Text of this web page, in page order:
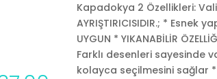
Kapadokya 2 Özellikleri:
AYRIŞTIRICISIDIR.; * Esnek
UYGUN * YIKANABİLİR
Farklı desenleri sayesinde
kolayca seçilmesini sağlar